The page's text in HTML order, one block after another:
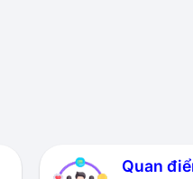
Quan